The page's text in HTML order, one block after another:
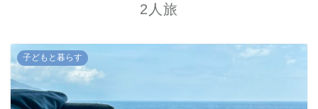
2人旅
子どもと暮らす